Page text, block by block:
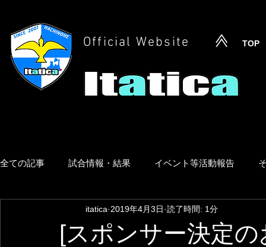
Official Website TOP
全ての記事 試合情報・結果 イベント等活動報告
[スポンサー決定
itatica 2019年4月3日 読了時間: 1分